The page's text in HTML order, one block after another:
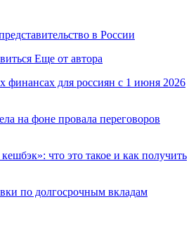
в России
Еще от автора
финансах для россиян с 1 июня 2026
на фоне провала переговоров
что это такое и как получить
по долгосрочным вкладам